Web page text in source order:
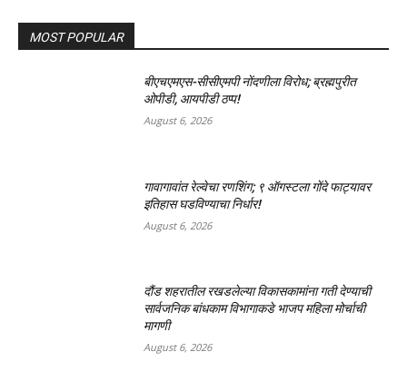
MOST POPULAR
बीएचएमएस-सीसीएमपी नोंदणीला विरोध; ब्रह्मपुरीत
ओपीडी, आयपीडी ठप्प!
August 6, 2026
गावागावांत रेल्वेचा रणशिंग; ९ ऑगस्टला गोंदे फाट्यावर
इतिहास घडविण्याचा निर्धार!
August 6, 2026
दौंड शहरातील रखडलेल्या विकासकामांना गती देण्याची
सार्वजनिक बांधकाम विभागाकडे भाजप महिला मोर्चाची
मागणी
August 6, 2026